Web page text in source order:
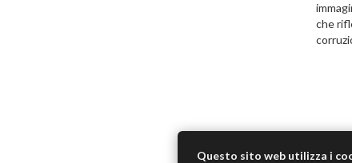
che
Questo sito web utilizza i